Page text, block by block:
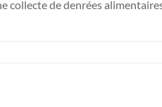
collecte de denrées